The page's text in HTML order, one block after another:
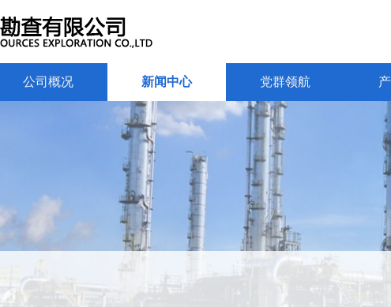
公司概况 新闻中心 党群领航